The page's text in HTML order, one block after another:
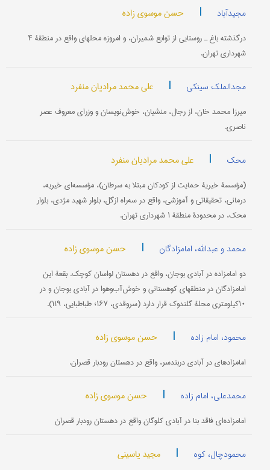
مجیدآباد | حسن موسوی زاده
درگذشته باغ ـ روستایی از توابع شمیران، و امروزه محله‎ای واقع در منطقۀ ۴
شهرداری تهران.
مجدالملک سینکی | علی محمد مرادیان منفرد
میرزا محمد خان، از رجال، منشیان، خوش‌نویسان و وزرای معروف عصر
ناصری.
محک | علی محمد مرادیان منفرد
(مؤسسۀ خیریۀ حمایت از کودکان مبتلا به سرطان)، مؤسسه‌ای خیریه،
درمانی، تحقیقاتی و آموزشی، واقع در سه‌راه ازگل، بلوار شهید مژدی، بلوار
محک، در محدودۀ منطقۀ ۱ شهرداری تهران.
محمد و عبدالله، امامزادگان | حسن موسوی زاده
دو امامزاده در آبادی بوجان، واقع در دهستان لواسان کوچک. بقعۀ این
امامزادگان در منطقه‎ای کوهستانی و خوش‌آب‌وهوا در آبادی بوجان و در
۱۰کیلومتری محلۀ گلندوک قرار دارد (سروقدی، ۱۶۷؛ طباطبایی، ۱۱۹).
محمود، امام زاده | حسن موسوی زاده
امامزاده‎ای در آبادی دربند‎سر، واقع در دهستان رودبار قصران.
محمدعلی، امام زاده | حسن موسوی زاده
امامزاده‌ای فاقد بنا در آبادی کلوگان واقع در دهستان رودبار قصران
محمودچال، کوه | مجید یاسینی